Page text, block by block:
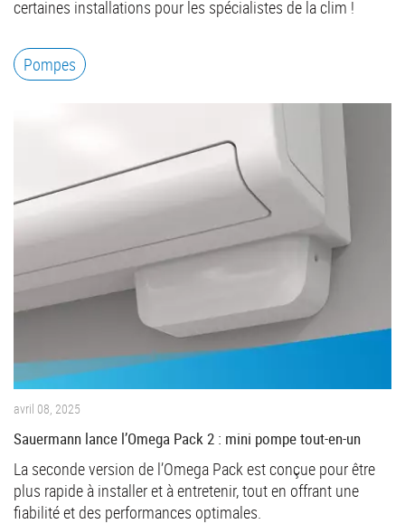
certaines installations pour les spécialistes de la clim !
Pompes
avril 08, 2025
Sauermann lance l’Omega Pack 2 : mini pompe tout-en-un
La seconde version de l’Omega Pack est conçue pour être
plus rapide à installer et à entretenir, tout en offrant une
fiabilité et des performances optimales.